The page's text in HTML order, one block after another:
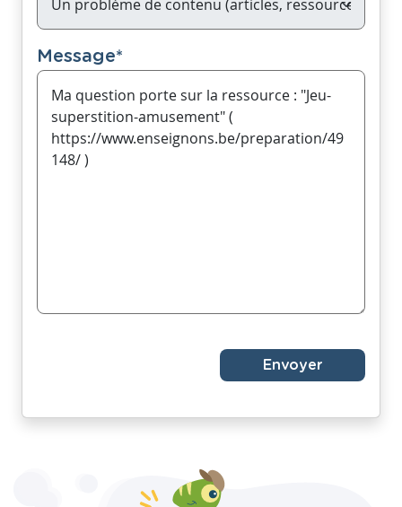
Message*
Envoyer